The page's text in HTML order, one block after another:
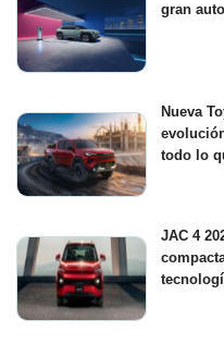
gran
Nueva
todo lo
JAC 4